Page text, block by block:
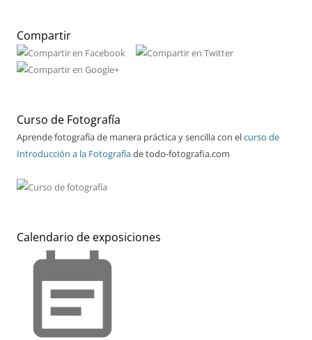
Compartir
Curso de Fotografía
Aprende fotografía de manera práctica y sencilla con elcurso de
Introducción a la Fotografíade todo-fotografia.com
Calendario de exposiciones
event_note